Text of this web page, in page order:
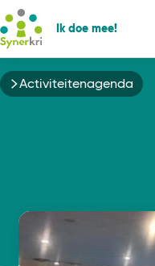
Ik doe mee!
Kruimelpad
Activiteitenagenda